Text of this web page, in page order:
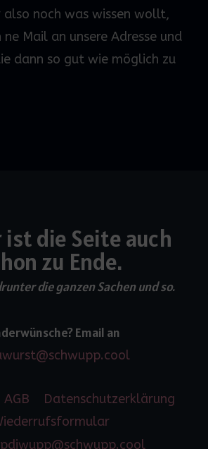
also noch was wissen wollt,
Mail an unsere Adresse und
dann so gut wie möglich zu
ist die Seite auch
zu Ende.
die ganzen Sachen und so.
Email an
AGB
Datenschutzerklärung